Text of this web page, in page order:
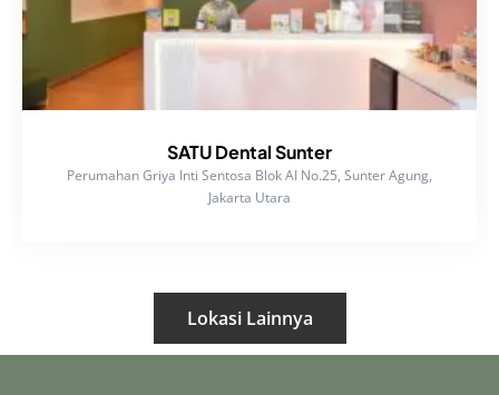
SATU Dental Sunter
Perumahan Griya Inti Sentosa Blok AI No.25, Sunter Agung,
Jakarta Utara
Lokasi Lainnya